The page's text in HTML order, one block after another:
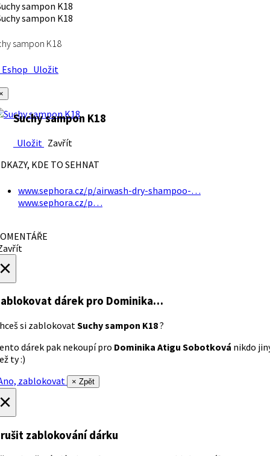
sampon K18
Uložit
Suchy sampon K18
Uložit Zavřít
KDE TO SEHNAT
www.sephora.cz/p/airwash-dry-shampoo-…
www.sephora.cz/p…
dárek pro Dominika…
si zablokovatSuchy sampon K18?
dárek pak nekoupí pro Dominika Atigu Sobotková nikdo
ty :)
zablokovat
× Zpět
zablokování dárku